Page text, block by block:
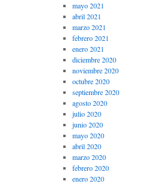
mayo 2021
abril 2021
marzo 2021
febrero 2021
enero 2021
diciembre 2020
noviembre 2020
octubre 2020
septiembre 2020
agosto 2020
julio 2020
junio 2020
mayo 2020
abril 2020
marzo 2020
febrero 2020
enero 2020